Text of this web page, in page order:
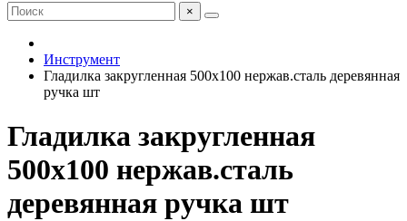
×
Инструмент
Гладилка закругленная 500х100 нержав.сталь деревянная
ручка шт
Гладилка закругленная
500х100 нержав.сталь
деревянная ручка шт